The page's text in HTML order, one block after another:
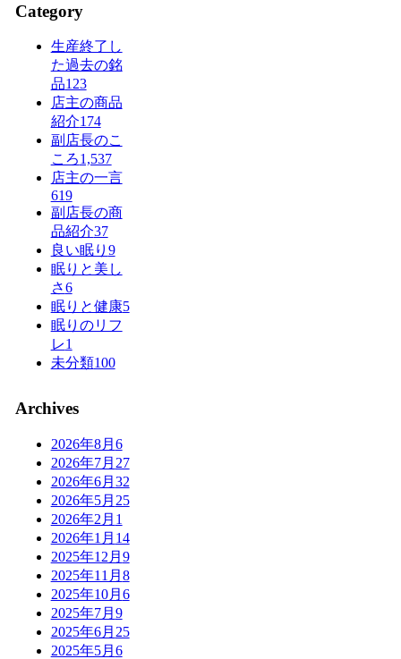
Category
生産終了し
た過去の銘
品123
店主の商品
紹介174
副店長のこ
ころ1,537
店主の一言
619
副店長の商
品紹介37
良い眠り 9
眠りと美し
さ6
眠りと健康5
眠りのリフ
レ1
未分類100
Archives
2026年8月 6
2026年7月 27
2026年6月 32
2026年5月 25
2026年2月 1
2026年1月 14
2025年12月 9
2025年11月 8
2025年10月 6
2025年7月 9
2025年6月 25
2025年5月 6